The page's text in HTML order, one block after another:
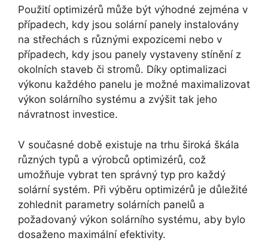
Použití optimizérů může být výhodné zejména v
případech, kdy jsou solární panely instalovány
na střechách s různými expozicemi nebo v
případech, kdy jsou panely vystaveny stínění z
okolních staveb či stromů. Díky optimalizaci
výkonu každého panelu je možné maximalizovat
výkon solárního systému a zvýšit tak jeho
návratnost investice.
V současné době existuje na trhu široká škála
různých typů a výrobců optimizérů, což
umožňuje vybrat ten správný typ pro každý
solární systém. Při výběru optimizérů je důležité
zohlednit parametry solárních panelů a
požadovaný výkon solárního systému, aby bylo
dosaženo maximální efektivity.